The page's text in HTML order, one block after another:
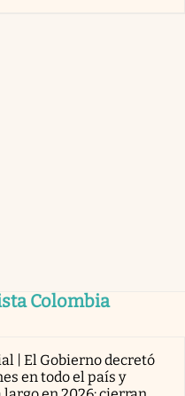
Colombia
| El Gobierno decretó
en todo el país y